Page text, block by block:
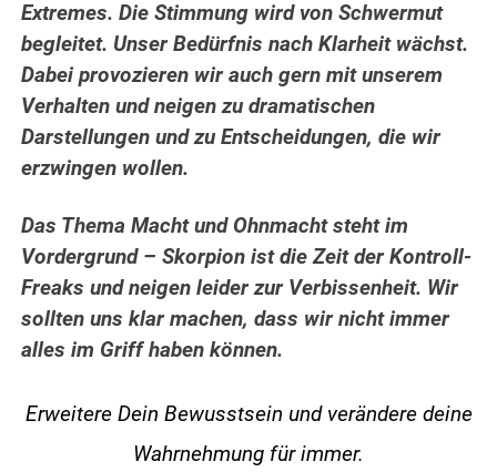
Extremes. Die Stimmung wird von Schwermut
begleitet. Unser Bedürfnis nach Klarheit wächst.
Dabei provozieren wir auch gern mit unserem
Verhalten und neigen zu dramatischen
Darstellungen und zu Entscheidungen, die wir
erzwingen wollen.
Das Thema Macht und Ohnmacht steht im
Vordergrund – Skorpion ist die Zeit der Kontroll-
Freaks und neigen leider zur Verbissenheit. Wir
sollten uns klar machen, dass wir nicht immer
alles im Griff haben können.
Erweitere Dein Bewusstsein und verändere deine
Wahrnehmung für immer.